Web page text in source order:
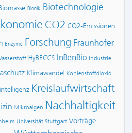
Bionik Biotechnologie
CO2 CO2-Emissionen
Enzyme Forschung Fraunhofer
HyBECCS InBenBio Industrie
Klimawandel Kohlenstoffdioxid
Kreislaufwirtschaft
Mikroalgen Nachhaltigkeit
Universität Stuttgart Vorträge